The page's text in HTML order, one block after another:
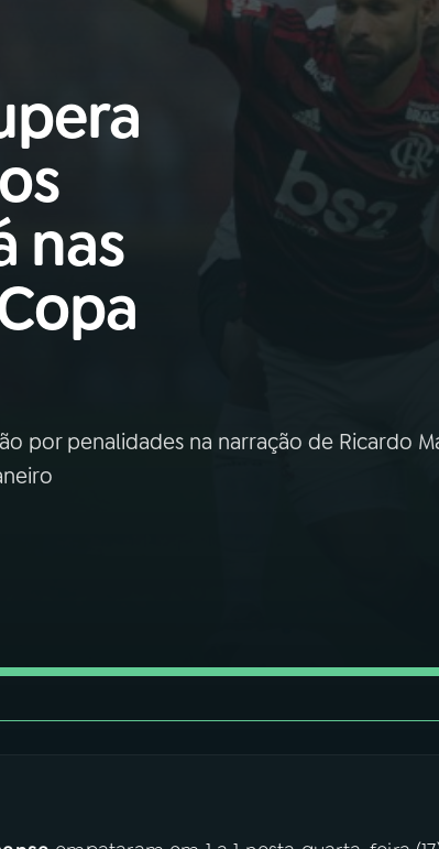
nas
por penalidades na narração de Ricardo